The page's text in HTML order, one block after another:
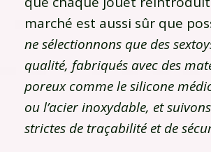
marché est aussi sûr que
ne sélectionnons que des
qualité, fabriqués avec des
poreux comme le silicone
ou l’acier inoxydable, et
strictes de traçabilité et de